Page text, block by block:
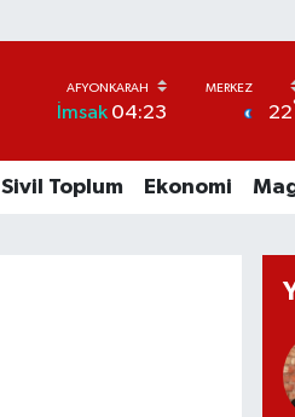
İmsak04:23 22
Sivil Toplum Ekonomi